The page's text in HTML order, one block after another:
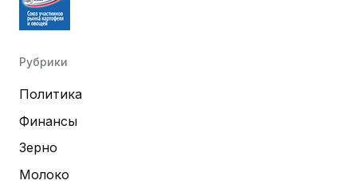
Рубрики
Политика
Финансы
Зерно
Молоко